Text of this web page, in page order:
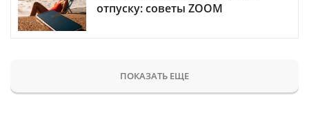
отпуску: советы ZOOM
ПОКАЗАТЬ ЕЩЕ